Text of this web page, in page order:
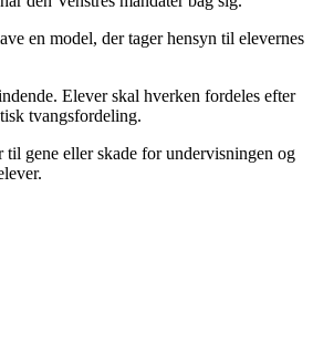
en model, der tager hensyn til elevernes
Elever skal hverken fordeles efter
tvangsfordeling.
til gene eller skade for undervisningen og